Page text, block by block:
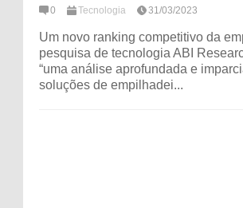
0 Tecnologia 31/03/2023
Um novo ranking competitivo da
pesquisa de tecnologia ABI
“uma análise aprofundada e
soluções de empilhadei...